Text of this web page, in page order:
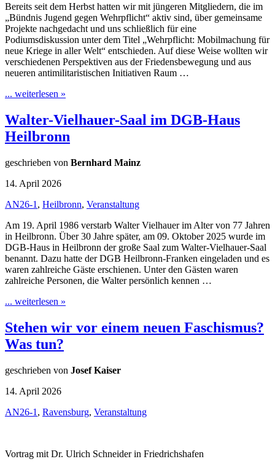
Bereits seit dem Herbst hatten wir mit jüngeren Mitgliedern, die im
„Bündnis Jugend gegen Wehrpflicht“ aktiv sind, über gemeinsame
Projekte nachgedacht und uns schließlich für eine
Podiumsdiskussion unter dem Titel „Wehrpflicht: Mobilmachung für
neue Kriege in aller Welt“ entschieden. Auf diese Weise wollten wir
verschiedenen Perspektiven aus der Friedensbewegung und aus
neueren antimilitaristischen Initiativen Raum …
... weiterlesen »
Walter-Vielhauer-Saal im DGB-Haus
Heilbronn
geschrieben von Bernhard Mainz
14. April 2026
AN26-1 , Heilbronn, Veranstaltung
Am 19. April 1986 verstarb Walter Vielhauer im Alter von 77 Jahren
in Heilbronn. Über 30 Jahre später, am 09. Oktober 2025 wurde im
DGB-Haus in Heilbronn der große Saal zum Walter-Vielhauer-Saal
benannt. Dazu hatte der DGB Heilbronn-Franken eingeladen und es
waren zahlreiche Gäste erschienen. Unter den Gästen waren
zahlreiche Personen, die Walter persönlich kennen …
... weiterlesen »
Stehen wir vor einem neuen Faschismus?
Was tun?
geschrieben von Josef Kaiser
14. April 2026
AN26-1 , Ravensburg, Veranstaltung
Vortrag mit Dr. Ulrich Schneider in Friedrichshafen